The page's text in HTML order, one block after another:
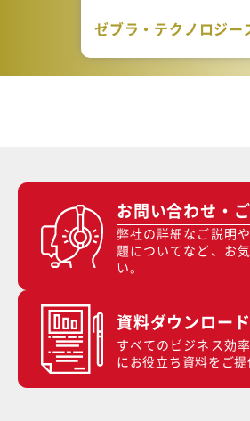
ゼブラ・テクノロジー
お問い合わせ・
弊社の詳細なご説明
題についてなど、お
い。
資料ダウンロード
すべてのビジネス効
にお役立ち資料をご提